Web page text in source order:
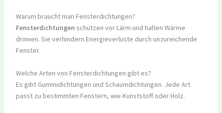
Warum braucht man Fensterdichtungen?
Fensterdichtungen schützen vor Lärm und halten Wärme
drinnen. Sie verhindern Energieverluste durch unzureichende
Fenster.
Welche Arten von Fensterdichtungen gibt es?
Es gibt Gummidichtungen und Schaumdichtungen. Jede Art
passt zu bestimmten Fenstern, wie Kunststoff oder Holz.